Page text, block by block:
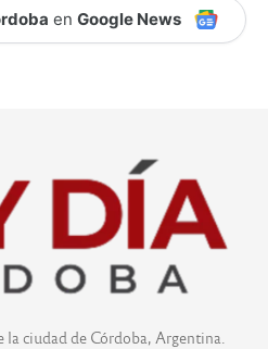
en Google News
ciudad de Córdoba, Argentina.